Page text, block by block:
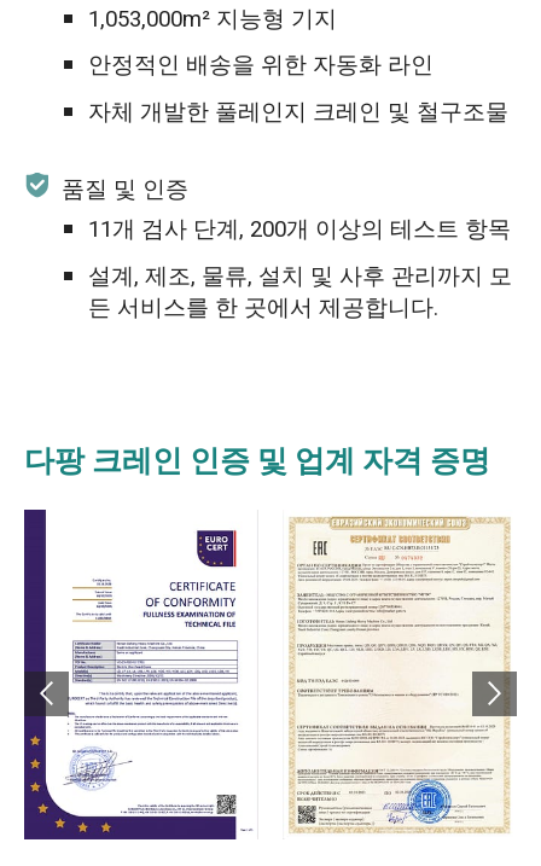
1,053,000m² 지능형 기지
안정적인 배송을 위한 자동화 라인
자체 개발한 풀레인지 크레인 및 철구조물
품질 및 인증
11개 검사 단계, 200개 이상의 테스트 항목
설계, 제조, 물류, 설치 및 사후 관리까지 모
든 서비스를 한 곳에서 제공합니다.
다팡 크레인 인증 및 업계 자격 증명